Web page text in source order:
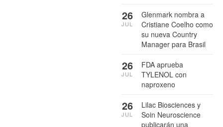
Glenmark nombra a
Cristiane Coelho como
su nueva Country
Manager para Brasil
26
JUL
FDA aprueba
TYLENOL con
naproxeno
26
JUL
Lilac Biosciences y
Soin Neuroscience
publicarán una
26
JUL